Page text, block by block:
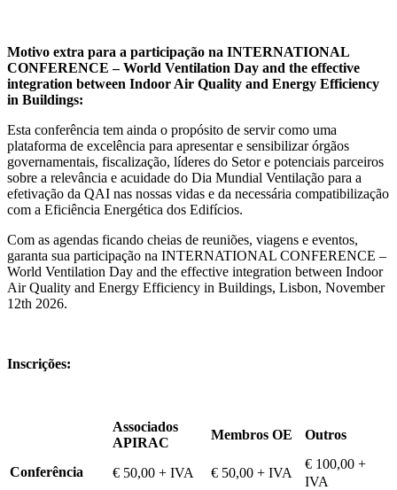
Motivo extra para a participação na INTERNATIONAL
CONFERENCE – World Ventilation Day and the effective
integration between Indoor Air Quality and Energy Efficiency
in Buildings:
Esta conferência tem ainda o propósito de servir como uma
plataforma de excelência para apresentar e sensibilizar órgãos
governamentais, fiscalização, líderes do Setor e potenciais parceiros
sobre a relevância e acuidade do Dia Mundial Ventilação para a
efetivação da QAI nas nossas vidas e da necessária compatibilização
com a Eficiência Energética dos Edifícios.
Com as agendas ficando cheias de reuniões, viagens e eventos,
garanta sua participação na INTERNATIONAL CONFERENCE –
World Ventilation Day and the effective integration between Indoor
Air Quality and Energy Efficiency in Buildings, Lisbon, November
12th 2026.
Inscrições:
Associados
APIRAC
Membros OE Outros
Conferência € 50,00 + IVA € 50,00 + IVA
€ 100,00 +
IVA